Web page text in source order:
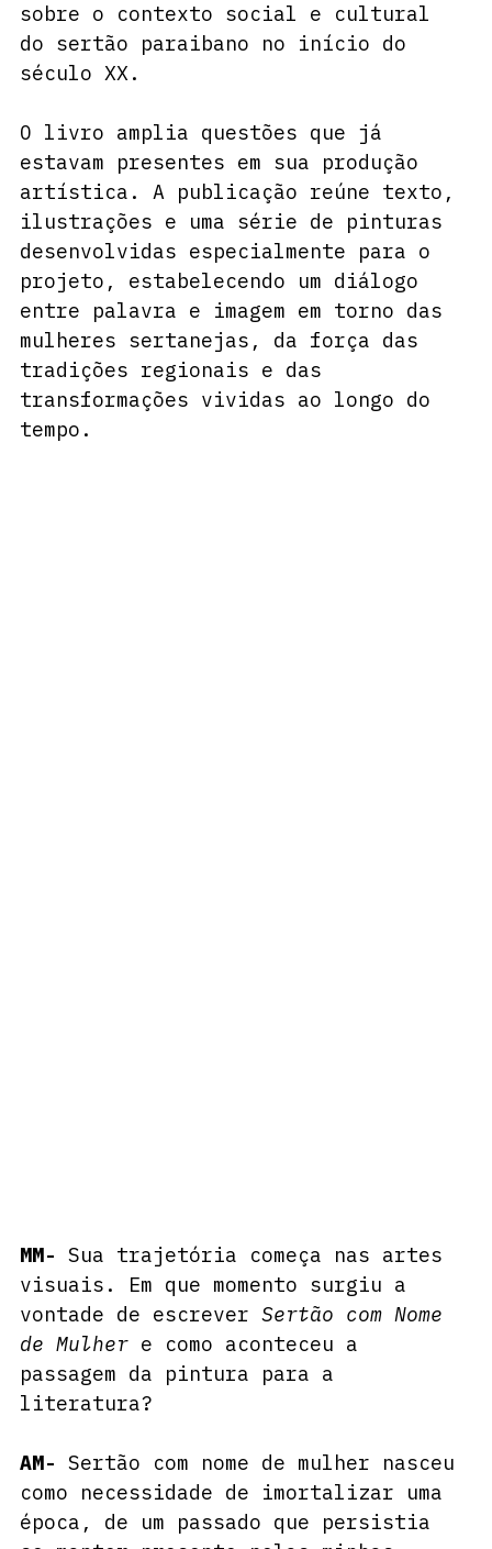
sobre o contexto social e cultural
do sertão paraibano no início do
século XX.
O livro amplia questões que já
estavam presentes em sua produção
artística. A publicação reúne texto,
ilustrações e uma série de pinturas
desenvolvidas especialmente para o
projeto, estabelecendo um diálogo
entre palavra e imagem em torno das
mulheres sertanejas, da força das
tradições regionais e das
transformações vividas ao longo do
tempo.
MM- Sua trajetória começa nas artes
visuais. Em que momento surgiu a
vontade de escrever Sertão com Nome
de Mulher e como aconteceu a
passagem da pintura para a
literatura?
AM- Sertão com nome de mulher nasceu
como necessidade de imortalizar uma
época, de um passado que persistia